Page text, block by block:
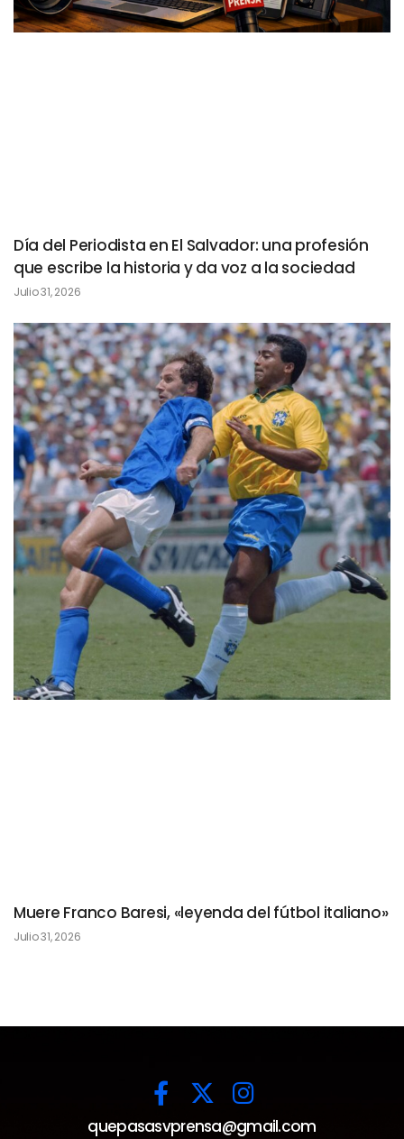
Día del Periodista en El Salvador: una profesión
que escribe la historia y da voz a la sociedad
Julio 31, 2026
Muere Franco Baresi, «leyenda del fútbol italiano»
Julio 31, 2026
quepasasvprensa@gmail.com